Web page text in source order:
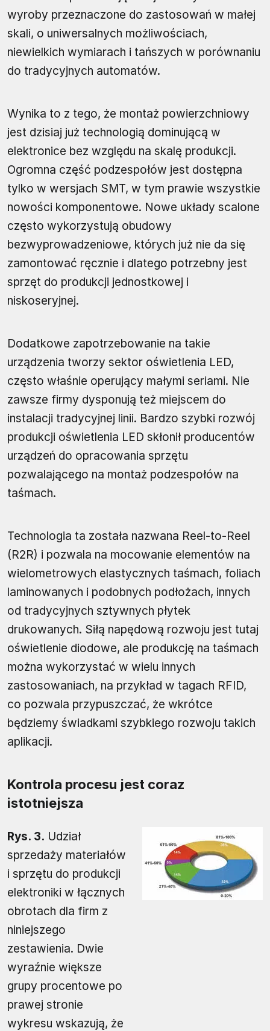
wyroby przeznaczone do zastosowań w małej
skali, o uniwersalnych możliwościach,
niewielkich wymiarach i tańszych w porównaniu
do tradycyjnych automatów.
Wynika to z tego, że montaż powierzchniowy
jest dzisiaj już technologią dominującą w
elektronice bez względu na skalę produkcji.
Ogromna część podzespołów jest dostępna
tylko w wersjach SMT, w tym prawie wszystkie
nowości komponentowe. Nowe układy scalone
często wykorzystują obudowy
bezwyprowadzeniowe, których już nie da się
zamontować ręcznie i dlatego potrzebny jest
sprzęt do produkcji jednostkowej i
niskoseryjnej.
Dodatkowe zapotrzebowanie na takie
urządzenia tworzy sektor oświetlenia LED,
często właśnie operujący małymi seriami. Nie
zawsze firmy dysponują też miejscem do
instalacji tradycyjnej linii. Bardzo szybki rozwój
produkcji oświetlenia LED skłonił producentów
urządzeń do opracowania sprzętu
pozwalającego na montaż podzespołów na
taśmach.
Technologia ta została nazwana Reel-to-Reel
(R2R) i pozwala na mocowanie elementów na
wielometrowych elastycznych taśmach, foliach
laminowanych i podobnych podłożach, innych
od tradycyjnych sztywnych płytek
drukowanych. Siłą napędową rozwoju jest tutaj
oświetlenie diodowe, ale produkcję na taśmach
można wykorzystać w wielu innych
zastosowaniach, na przykład w tagach RFID,
co pozwala przypuszczać, że wkrótce
będziemy świadkami szybkiego rozwoju takich
aplikacji.
Kontrola procesu jest coraz
istotniejsza
Rys. 3. Udział
sprzedaży materiałów
i sprzętu do produkcji
elektroniki w łącznych
obrotach dla firm z
niniejszego
zestawienia. Dwie
wyraźnie większe
grupy procentowe po
prawej stronie
wykresu wskazują, że